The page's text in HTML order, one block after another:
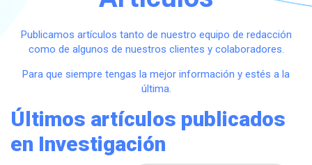
Publicamos artículos tanto de nuestro equipo de redacción
como de algunos de nuestros clientes y colaboradores.
Para que siempre tengas la mejor información y estés a la
última.
Últimos artículos publicados
en Investigación